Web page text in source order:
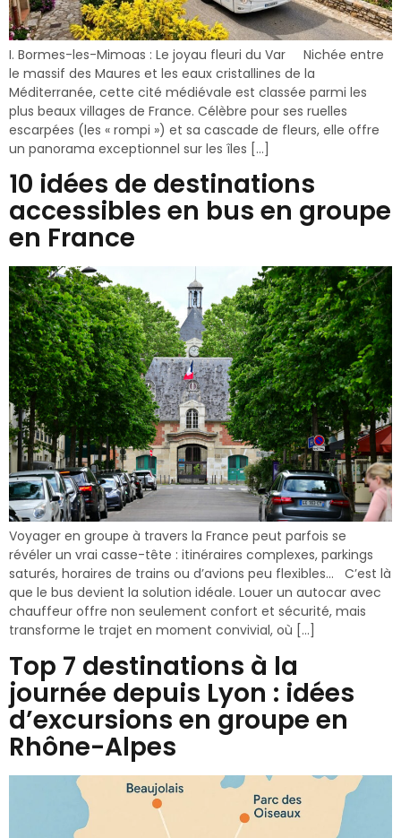
I. Bormes-les-Mimoas : Le joyau fleuri du Var Nichée entre
le massif des Maures et les eaux cristallines de la
Méditerranée, cette cité médiévale est classée parmi les
plus beaux villages de France. Célèbre pour ses ruelles
escarpées (les « rompi ») et sa cascade de fleurs, elle offre
un panorama exceptionnel sur les îles […]
10 idées de destinations
accessibles en bus en groupe
en France
Voyager en groupe à travers la France peut parfois se
révéler un vrai casse-tête : itinéraires complexes, parkings
saturés, horaires de trains ou d’avions peu flexibles… C’est là
que le bus devient la solution idéale. Louer un autocar avec
chauffeur offre non seulement confort et sécurité, mais
transforme le trajet en moment convivial, où […]
Top 7 destinations à la
journée depuis Lyon : idées
d’excursions en groupe en
Rhône-Alpes